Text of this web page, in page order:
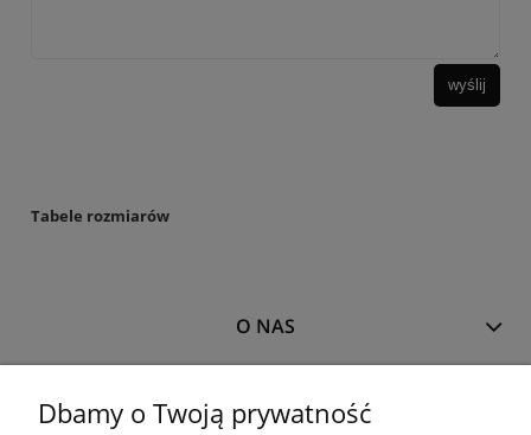
wyślij
Tabele rozmiarów
O NAS
MOJE KONTO
Dbamy o Twoją prywatność